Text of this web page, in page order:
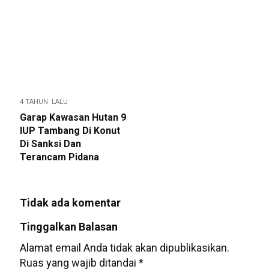
4 TAHUN LALU
Garap Kawasan Hutan 9
IUP Tambang Di Konut
Di Sanksi Dan
Terancam Pidana
Tidak ada komentar
Tinggalkan Balasan
Alamat email Anda tidak akan dipublikasikan.
Ruas yang wajib ditandai *